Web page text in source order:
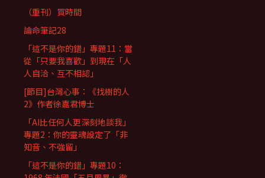
（重刊）買時間
論命筆記28
「這不是你的錯」專題11：當
從「只要我喜歡」到現在「人
人自洽、互不相認」
[節目]台灣心事：《找樹的人
2》作者徐嘉君博士
「AI比任何人更深刻地談我」
專題2：你的靈魂設定了「非
知音、不強留」
「這不是你的錯」專題10：